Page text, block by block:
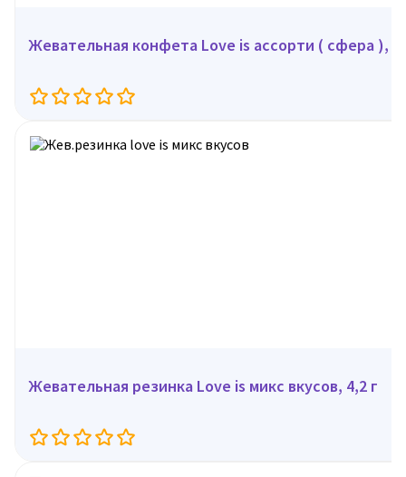
Жевательная конфета Love is ассорти ( сфера ),
Жевательная резинка Love is микс вкусов, 4,2 г